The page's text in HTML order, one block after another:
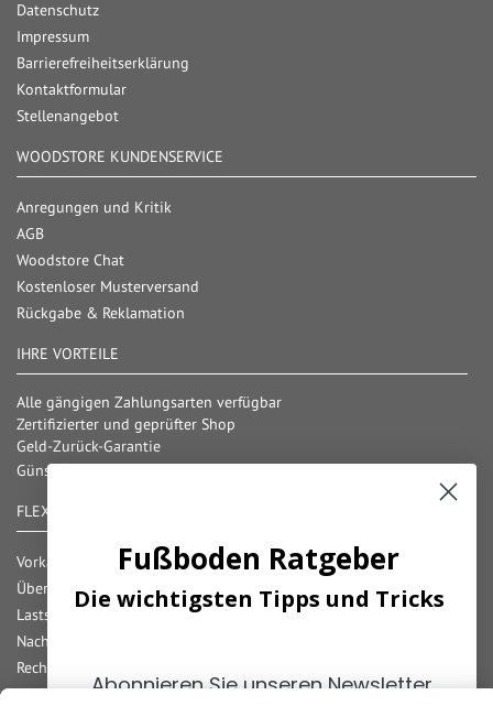
Datenschutz
Impressum
Barrierefreiheitserklärung
Kontaktformular
Stellenangebot
WOODSTORE KUNDENSERVICE
Anregungen und Kritik
AGB
Woodstore Chat
Kostenloser Musterversand
Rückgabe & Reklamation
IHRE VORTEILE
Alle gängigen Zahlungsarten verfügbar
Zertifizierter und geprüfter Shop
Geld-Zurück-Garantie
Günstige Versandkosten/ Frachtkostenfreigrenzen
FLEXIBLE ZAHLUNG
Vorkasse
Überweisung
Lastschrift
Nachnahme
Rechnung
Kreditkarte
Fußboden Ratgeber
Die wichtigsten Tipps und Tricks
Abonnieren Sie unseren Newsletter